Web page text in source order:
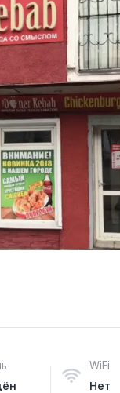
WiFi
Нет